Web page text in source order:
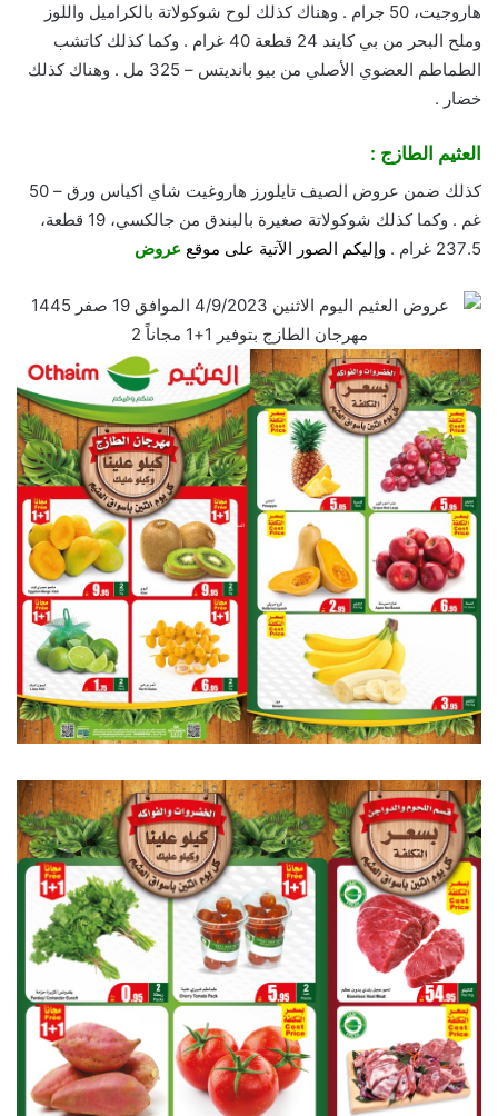
هاروجيت، 50 جرام . وهناك كذلك لوح شوكولاتة بالكراميل واللوز
وملح البحر من بي كايند 24 قطعة 40 غرام . وكما كذلك كاتشب
الطماطم العضوي الأصلي من بيو بانديتس – 325 مل . وهناك كذلك
خضار .
العثيم الطازج :
كذلك ضمن عروض الصيف تايلورز هاروغيت شاي اكياس ورق – 50
غم . وكما كذلك شوكولاتة صغيرة بالبندق من جالكسي، 19 قطعة،
237.5 غرام .
وإليكم الصور الآتية على موقع عروض